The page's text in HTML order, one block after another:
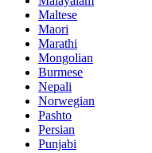
Maltese
Maori
Marathi
Mongolian
Burmese
Nepali
Norwegian
Pashto
Persian
Punjabi